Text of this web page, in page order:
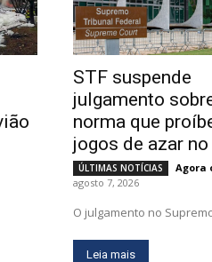
STF suspende
julgamento
norma que
jogos de azar
ÚLTIMAS NOTÍCIAS Agora
agosto 7, 2026
O julgamento no
Leia mais